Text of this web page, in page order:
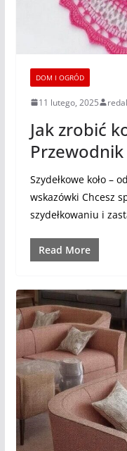
DOM I OGRÓD
11 lutego, 2025
Jak zrobić
Szydełkowe koło –
wskazówki Chcesz
szydełkowaniu i
Read More